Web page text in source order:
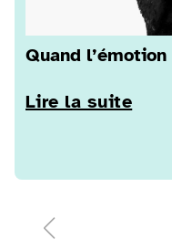
Quand
Lire la suite